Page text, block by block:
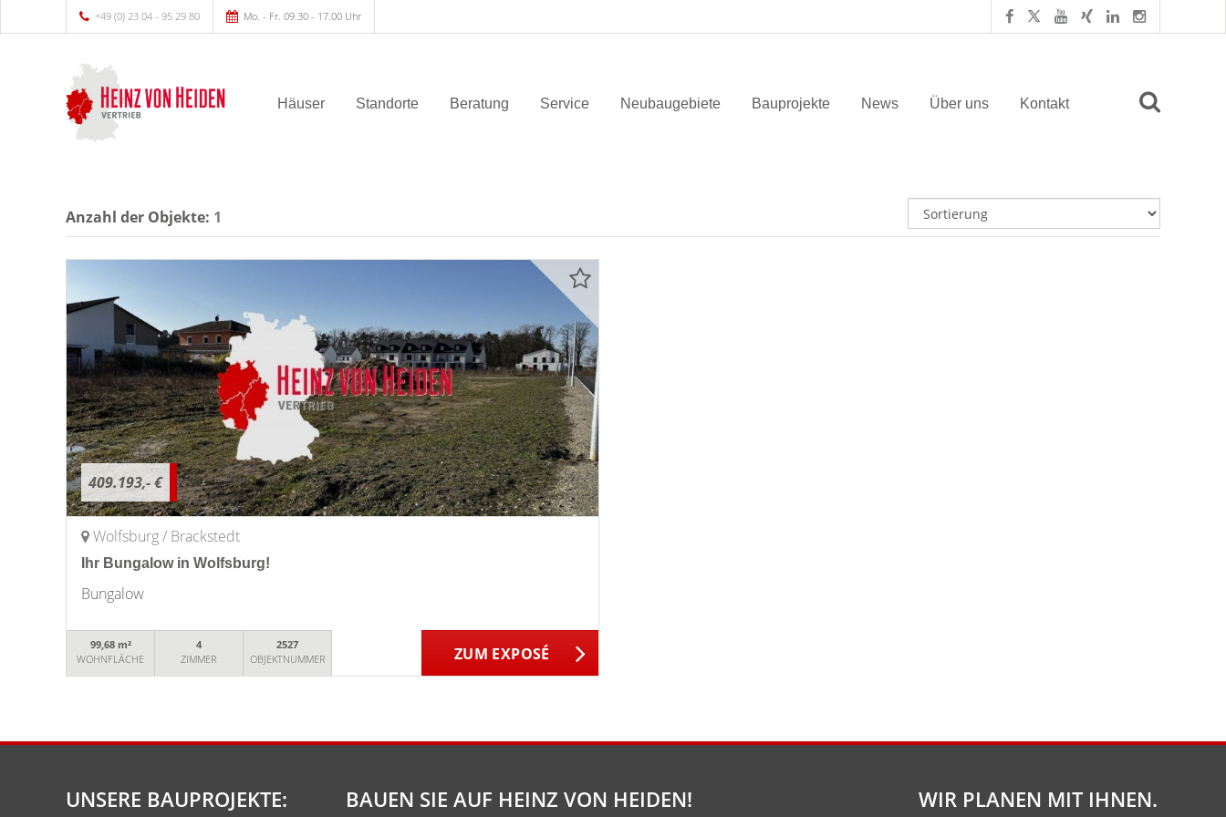
+49 (0) 23 04 - 95 29 80 Mo. - Fr. 09.30 - 17.00 Uhr
Häuser Standorte Beratung Service Neubaugebiete Bauprojekte News Über uns Kontakt
Anzahl der Objekte: 1
409.193,- €
Wolfsburg / Brackstedt
Ihr Bungalow in Wolfsburg!
Bungalow
99,68 m²
WOHNFLÄCHE
4
ZIMMER
2527
OBJEKTNUMMER
ZUM EXPOSÉ
UNSERE BAUPROJEKTE: BAUEN SIE AUF HEINZ VON HEIDEN! WIR PLANEN MIT IHNEN.